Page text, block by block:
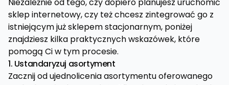
sklep internetowy, czy też chcesz zintegrować go z
istniejącym już sklepem stacjonarnym, poniżej
znajdziesz kilka praktycznych wskazówek, które
pomogą Ci w tym procesie.
1. Ustandaryzuj asortyment
Zacznij od ujednolicenia asortymentu oferowanego